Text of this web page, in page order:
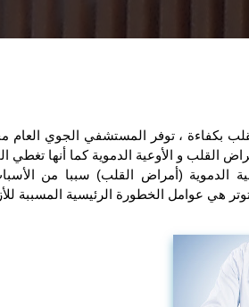
بكفاءة ، توفر المستشفي الجوي
القلب و الأوعية الدموية كما أنها تغطي
الدموية (أمراض القلب) سببا من
هي عوامل الخطورة الرئيسية المسببة